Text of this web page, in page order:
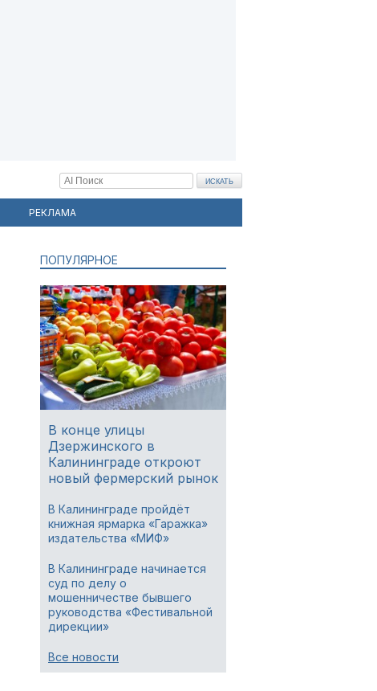
РЕКЛАМА
ПОПУЛЯРНОЕ
В конце улицы
Дзержинского в
Калининграде откроют
новый фермерский рынок
В Калининграде пройдёт
книжная ярмарка «Гаражка»
издательства «МИФ»
В Калининграде начинается
суд по делу о
мошенничестве бывшего
руководства «Фестивальной
дирекции»
Все новости